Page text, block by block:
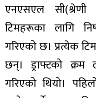
एनएसएल सी(श्रेणी
टिमहरूका लागि
गरिएको छ। प्रत्येक
छन्। ड्राफ्टको क्रम
गरिएको थियो।